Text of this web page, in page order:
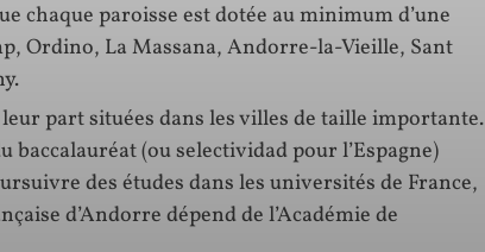
chaque paroisse est dotée au minimum d’une
Ordino, La Massana, Andorre-la-Vieille, Sant
part situées dans les villes de taille importante.
(ou selectividad pour l’Espagne)
des études dans les universités de France,
d’Andorre dépend de l’Académie de